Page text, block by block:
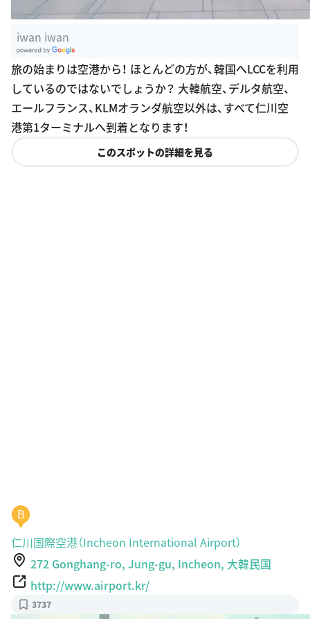
iwan iwan
oogle Plac
es
旅の始まりは空港から！ ほとんどの方が、韓国へLCCを利用
しているのではないでしょうか？ 大韓航空、デルタ航空、
エールフランス、KLMオランダ航空以外は、すべて仁川空
港第1ターミナルへ到着となります！
このスポットの詳細を見る
B
仁川国際空港（Incheon International Airport）
272 Gonghang-ro, Jung-gu, Incheon, 大韓民国
http://www.airport.kr/
3737